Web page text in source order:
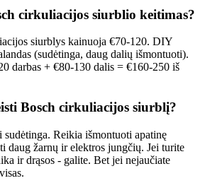
cirkuliacijos siurblio keitimas?
siurblys kainuoja €70-120. DIY
(sudėtinga, daug dalių išmontuoti).
darbas + €80-130 dalis = €160-250 iš
Bosch cirkuliacijos siurblį?
sudėtinga. Reikia išmontuoti apatinę
daug žarnų ir elektros jungčių. Jei turite
ir drąsos - galite. Bet jei nejaučiate